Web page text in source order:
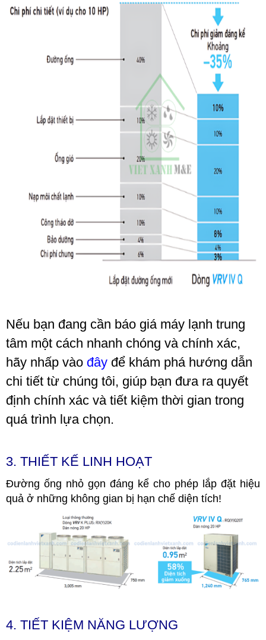
Nếu bạn đang cần báo giá máy lạnh trung
tâm một cách nhanh chóng và chính xác,
hãy nhấp vào đây để khám phá hướng dẫn
chi tiết từ chúng tôi, giúp bạn đưa ra quyết
định chính xác và tiết kiệm thời gian trong
quá trình lựa chọn.
3. THIẾT KẾ LINH HOẠT
Đường ống nhỏ gọn đáng kể cho phép lắp đặt hiệu
quả ở những không gian bị hạn chế diện tích!
4. TIẾT KIỆM NĂNG LƯỢNG